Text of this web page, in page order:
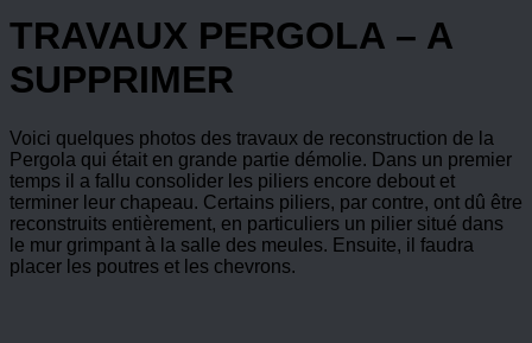
TRAVAUX PERGOLA – A
SUPPRIMER
Voici quelques photos des travaux de reconstruction de la
Pergola qui était en grande partie démolie. Dans un premier
temps il a fallu consolider les piliers encore debout et
terminer leur chapeau. Certains piliers, par contre, ont dû être
reconstruits entièrement, en particuliers un pilier situé dans
le mur grimpant à la salle des meules. Ensuite, il faudra
placer les poutres et les chevrons.